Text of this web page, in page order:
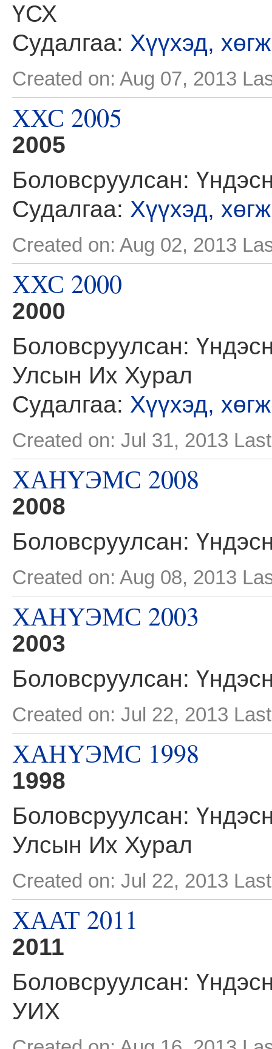
ҮСХ
Судалгаа: Хүүхэд,
Created on: Aug 07, 2013
ХХС 2005
2005
Боловсруулсан:
Судалгаа: Хүүхэд,
Created on: Aug 02, 2013
ХХС 2000
2000
Боловсруулсан:
Улсын Их Хурал
Судалгаа: Хүүхэд,
Created on: Jul 31, 2013
ХАНYЭМС 2008
2008
Боловсруулсан:
Created on: Aug 08, 2013
ХАНYЭМС 2003
2003
Боловсруулсан:
Created on: Jul 22, 2013
ХАНYЭМС 1998
1998
Боловсруулсан:
Улсын Их Хурал
Created on: Jul 22, 2013
ХААТ 2011
2011
Боловсруулсан:
УИХ